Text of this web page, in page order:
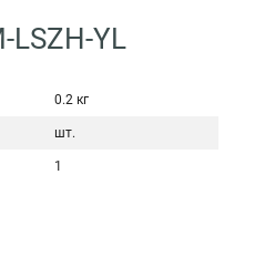
LSZH-YL
0.2 кг
шт.
1